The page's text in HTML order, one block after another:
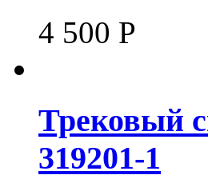
4 500 Р
Трековый
319201-1